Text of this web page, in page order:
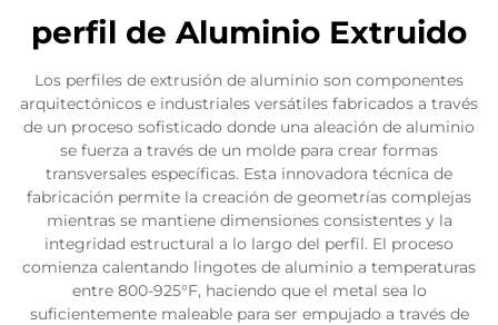
perfil de Aluminio Extruido
Los perfiles de extrusión de aluminio son componentes
arquitectónicos e industriales versátiles fabricados a través
de un proceso sofisticado donde una aleación de aluminio
se fuerza a través de un molde para crear formas
transversales específicas. Esta innovadora técnica de
fabricación permite la creación de geometrías complejas
mientras se mantiene dimensiones consistentes y la
integridad estructural a lo largo del perfil. El proceso
comienza calentando lingotes de aluminio a temperaturas
entre 800-925°F, haciendo que el metal sea lo
suficientemente maleable para ser empujado a través de